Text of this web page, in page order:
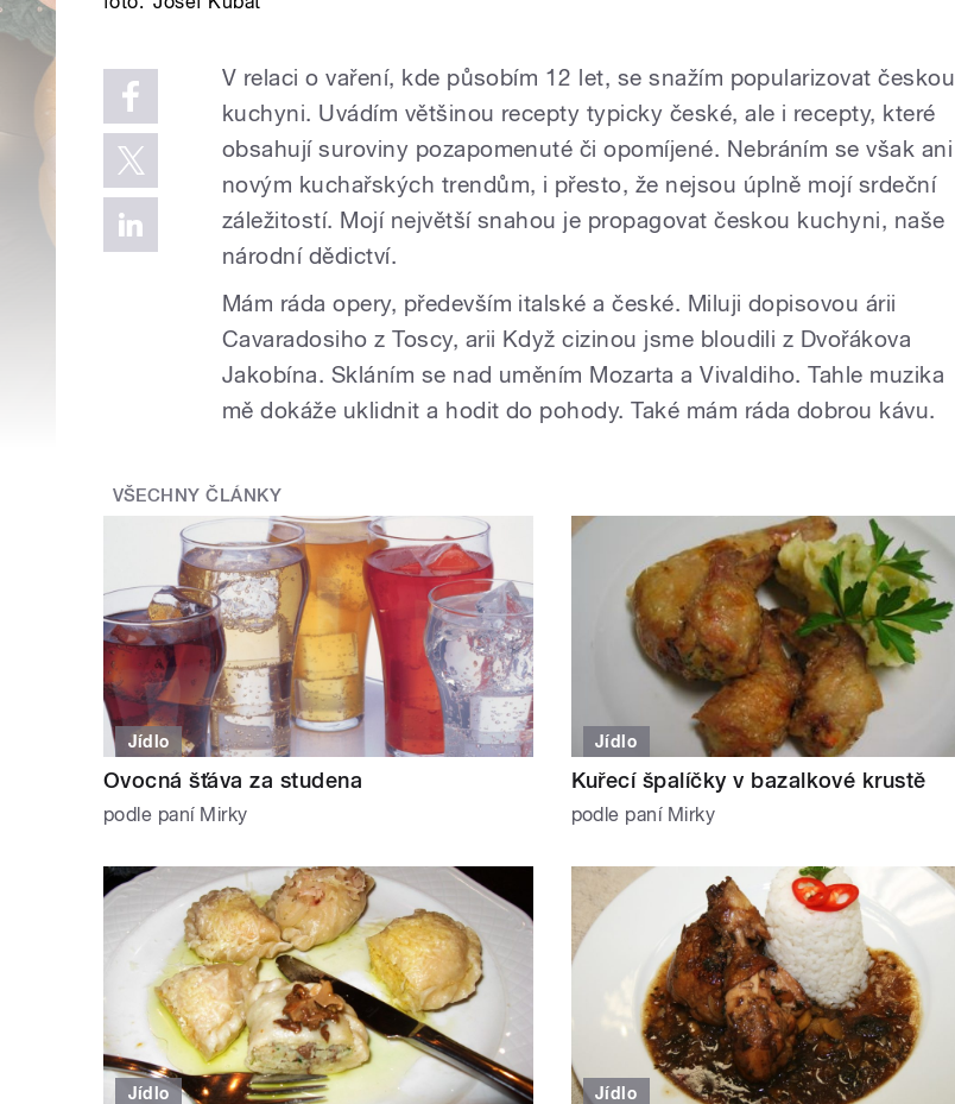
V relaci o vaření, kde působím 12 let, se snažím popularizovat českou
kuchyni. Uvádím většinou recepty typicky české, ale i recepty, které
obsahují suroviny pozapomenuté či opomíjené. Nebráním se však ani
novým kuchařských trendům, i přesto, že nejsou úplně mojí srdeční
záležitostí. Mojí největší snahou je propagovat českou kuchyni, naše
národní dědictví.
Mám ráda opery, především italské a české. Miluji dopisovou árii
Cavaradosiho z Toscy, arii Když cizinou jsme bloudili z Dvořákova
Jakobína. Skláním se nad uměním Mozarta a Vivaldiho. Tahle muzika
mě dokáže uklidnit a hodit do pohody. Také mám ráda dobrou kávu.
VŠECHNY ČLÁNKY
Jídlo
Ovocná šťáva za studena
podle paní Mirky
Jídlo
Kuřecí špalíčky v bazalkové krustě
podle paní Mirky
Jídlo Jídlo